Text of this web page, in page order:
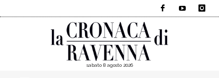
sabato 8 agosto 2026